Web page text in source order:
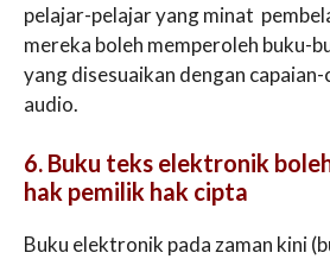
pelajar-pelajar yang minat
mereka boleh memperoleh buku-
yang disesuaikan dengan
audio.
6. Buku teks elektronik
hak pemilik hak cipta
Buku elektronik pada zaman kini